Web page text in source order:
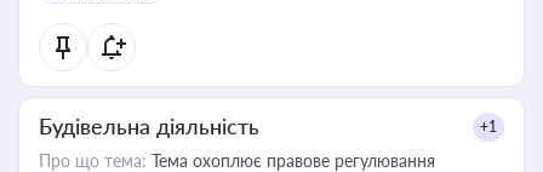
Будівельна діяльність +1
Про що тема: Тема охоплює правове регулювання